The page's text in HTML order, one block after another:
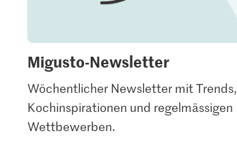
Migusto-Newsletter
Wöchentlicher Newsletter mit Trends,
Kochinspirationen und regelmässigen
Wettbewerben.